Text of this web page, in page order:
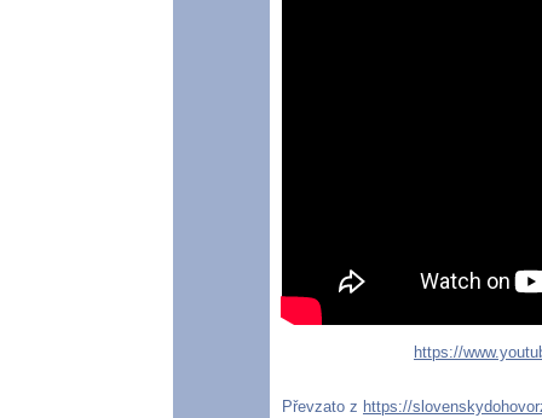
https://
Převzato z https://